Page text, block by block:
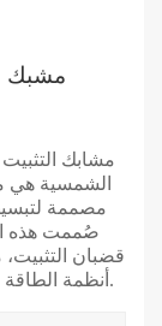
مشبك
مشابك
الشمسية هي
مصممة
صُممت هذه
قضبان
أنظمة الطاقة الشمسية المثبتة على الأسطح أو على الأرض.